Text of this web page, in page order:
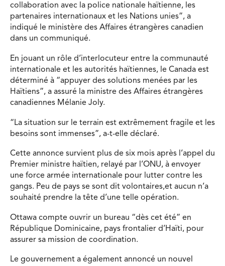
collaboration avec la police nationale haïtienne, les
partenaires internationaux et les Nations unies”, a
indiqué le ministère des Affaires étrangères canadien
dans un communiqué.
En jouant un rôle d’interlocuteur entre la communauté
internationale et les autorités haïtiennes, le Canada est
déterminé à “appuyer des solutions menées par les
Haïtiens”, a assuré la ministre des Affaires étrangères
canadiennes Mélanie Joly.
“La situation sur le terrain est extrêmement fragile et les
besoins sont immenses”, a-t-elle déclaré.
Cette annonce survient plus de six mois après l’appel du
Premier ministre haïtien, relayé par l’ONU, à envoyer
une force armée internationale pour lutter contre les
gangs. Peu de pays se sont dit volontaires,et aucun n’a
souhaité prendre la tête d’une telle opération.
Ottawa compte ouvrir un bureau “dès cet été” en
République Dominicaine, pays frontalier d’Haïti, pour
assurer sa mission de coordination.
Le gouvernement a également annoncé un nouvel